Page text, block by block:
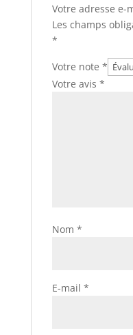
Votre adresse e-
Les champs
*
Votre note *
Votre avis *
Nom *
E-mail *